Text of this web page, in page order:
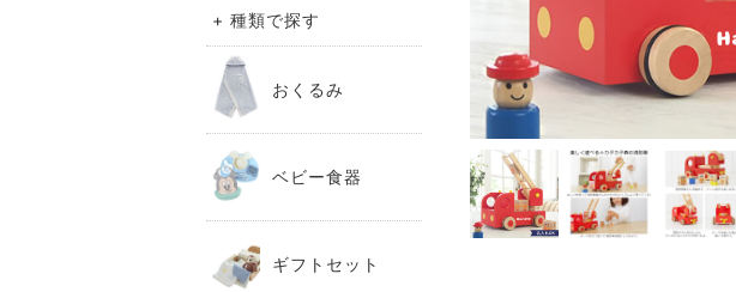
+ 種類で探す
おくるみ
ベビー食器
ギフトセット